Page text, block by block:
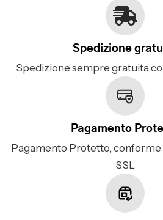
Spedizione
Spedizione sempre gratuita
Pagamento
Pagamento Protetto, conforme
SSL